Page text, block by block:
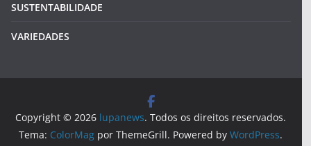
SUSTENTABILIDADE
VARIEDADES
Copyright © 2026 lupanews. Todos os direitos reservados.
Tema: ColorMag por ThemeGrill. Powered byWordPress.